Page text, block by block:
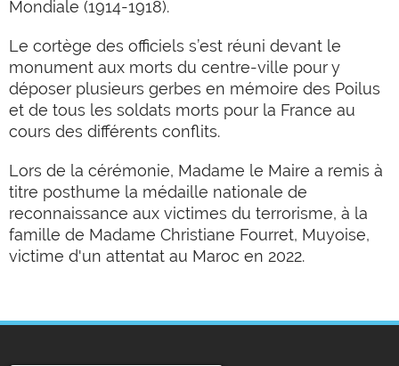
Mondiale (1914-1918).
Le cortège des officiels s’est réuni devant le
monument aux morts du centre-ville pour y
déposer plusieurs gerbes en mémoire des Poilus
et de tous les soldats morts pour la France au
cours des différents conflits.
Lors de la cérémonie, Madame le Maire a remis à
titre posthume la médaille nationale de
reconnaissance aux victimes du terrorisme, à la
famille de Madame Christiane Fourret, Muyoise,
victime d'un attentat au Maroc en 2022.